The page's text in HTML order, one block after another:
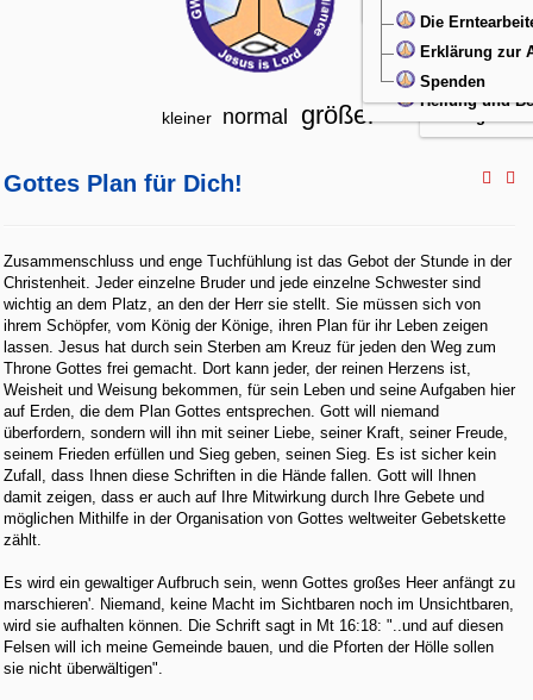
Ein
Übergabegebet
Wiedergeburt
Neugeboren
Heilung und
Die
Erklärung zur
Spenden
kleiner normal größer
Gottes Plan für Dich!
Zusammenschluss und enge Tuchfühlung ist das Gebot der Stunde in der
Christenheit. Jeder einzelne Bruder und jede einzelne Schwester sind
wichtig an dem Platz, an den der Herr sie stellt. Sie müssen sich von
ihrem Schöpfer, vom König der Könige, ihren Plan für ihr Leben zeigen
lassen. Jesus hat durch sein Sterben am Kreuz für jeden den Weg zum
Throne Gottes frei gemacht. Dort kann jeder, der reinen Herzens ist,
Weisheit und Weisung bekommen, für sein Leben und seine Aufgaben hier
auf Erden, die dem Plan Gottes entsprechen. Gott will niemand
überfordern, sondern will ihn mit seiner Liebe, seiner Kraft, seiner Freude,
seinem Frieden erfüllen und Sieg geben, seinen Sieg. Es ist sicher kein
Zufall, dass Ihnen diese Schriften in die Hände fallen. Gott will Ihnen
damit zeigen, dass er auch auf Ihre Mitwirkung durch Ihre Gebete und
möglichen Mithilfe in der Organisation von Gottes weltweiter Gebetskette
zählt.
Es wird ein gewaltiger Aufbruch sein, wenn Gottes großes Heer anfängt zu
marschieren'. Niemand, keine Macht im Sichtbaren noch im Unsichtbaren,
wird sie aufhalten können. Die Schrift sagt in Mt 16:18: "..und auf diesen
Felsen will ich meine Gemeinde bauen, und die Pforten der Hölle sollen
sie nicht überwältigen".